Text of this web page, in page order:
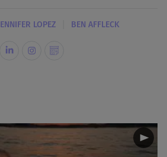
JENNIFER LOPEZ BEN AFFLECK